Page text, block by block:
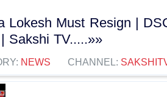
Lokesh Must Resign |
Sakshi TV.....»»
NEWS CHANNEL: